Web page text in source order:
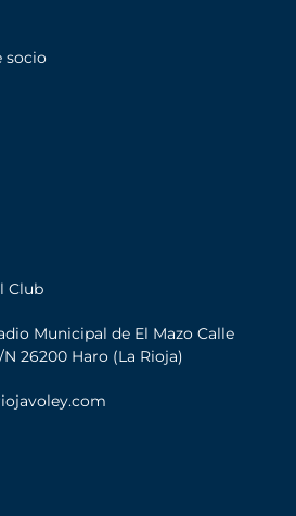
socio
Club
Municipal de El Mazo Calle
26200 Haro (La Rioja)